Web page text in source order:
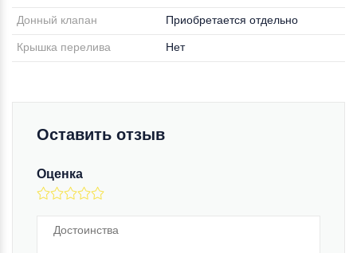
Донный клапан Приобретается отдельно
Крышка перелива Нет
Оставить отзыв
Оценка